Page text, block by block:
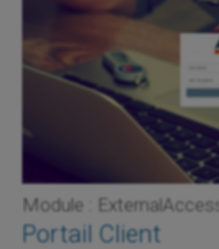
Module :
Portail Client